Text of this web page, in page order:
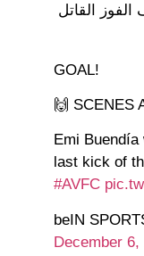
القاتل
GOAL!
SCENES
Emi
last kick of
#AVFC
December 6,